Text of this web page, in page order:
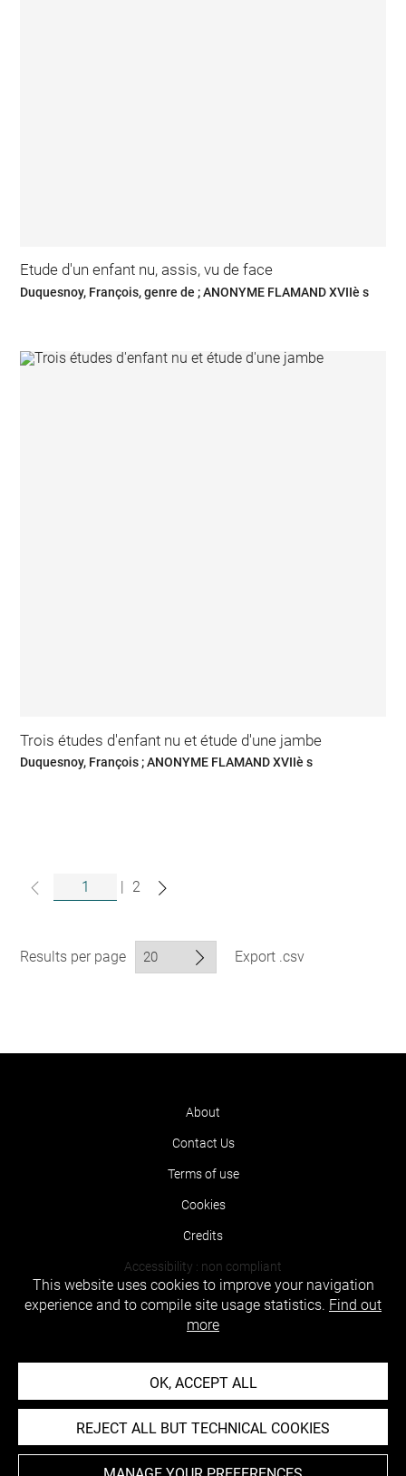
Etude d'un enfant nu, assis, vu de face
Duquesnoy, François, genre de ; ANONYME FLAMAND XVIIè s
Trois études d'enfant nu et étude d'une jambe
Duquesnoy, François ; ANONYME FLAMAND XVIIè s
| 2
Results per page Export .csv
About
Contact Us
Terms of use
Cookies
Credits
Accessibility : non compliant
This website uses cookies to improve your navigation
experience and to compile site usage statistics. Find out
more
OK, ACCEPT ALL
REJECT ALL BUT TECHNICAL COOKIES